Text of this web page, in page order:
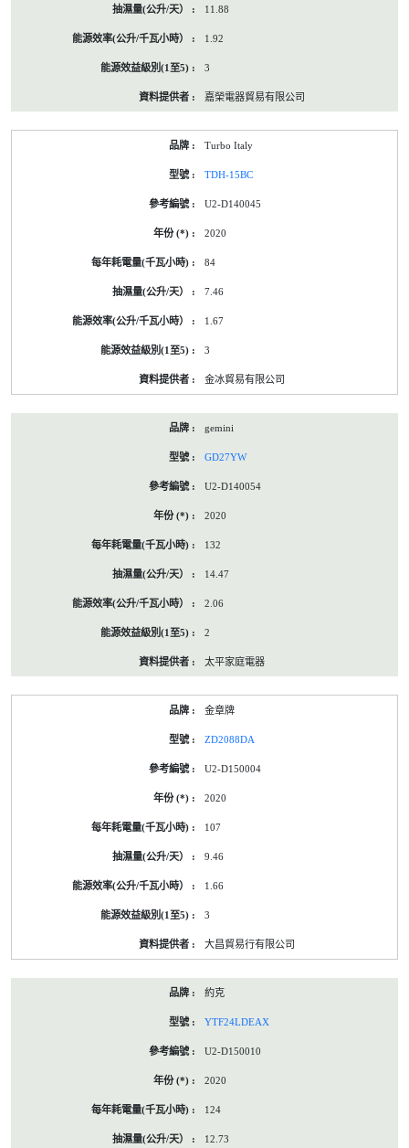
11.88
1.92
3
嘉榮電器貿易有限公司
Turbo Italy
TDH-15BC
U2-D140045
2020
84
7.46
1.67
3
金冰貿易有限公司
gemini
GD27YW
U2-D140054
2020
132
14.47
2.06
2
太平家庭電器
金章牌
ZD2088DA
U2-D150004
2020
107
9.46
1.66
3
大昌貿易行有限公司
約克
YTF24LDEAX
U2-D150010
2020
124
12.73